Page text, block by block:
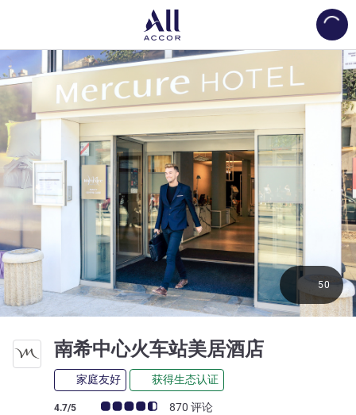
南希中心火车站美居酒店
家庭友好 获得生态认证
客户意见评级 (ALL 评级)
4.7/5 870 评论
50